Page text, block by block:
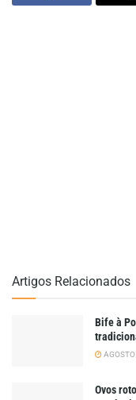
Artigos Relacionados
Bife à
Ovos